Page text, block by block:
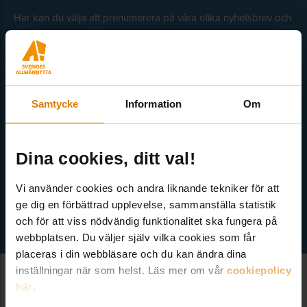
Samtycke Information Om
Dina cookies, ditt val!
Vi använder cookies och andra liknande tekniker för att
ge dig en förbättrad upplevelse, sammanställa statistik
och för att viss nödvändig funktionalitet ska fungera på
webbplatsen. Du väljer själv vilka cookies som får
placeras i din webbläsare och du kan ändra dina
inställningar när som helst. Läs mer om vår cookiepolicy
här.
som moderator på Sveriges Allmännyttas
konferenser. Han har bred erfarenhet från att
designa allt från mindre möten till stora
konferenser. Fredrik brinner för att skapa
möten som verkligen engagerar deltagarna
förutsättningar, om ett bostadsföretags
utifrån era verkliga behov på ett tids- och
kostnadseffektivt sätt. Fredrik var också med
i arbetet med att utforma klimatinitiativet.
Som beställare ansvarar ni för lokal etc. Vill ni
genomföra mötet i Stockholm hjälper vi gärna
Här kan du välja att prenumerera på våra olika nyhetsbrev och
utskick. Nyheter från Sveriges Allmännytta, Allmännyttan
Akademi, Allmännyttans Klimatinitiativ och för dig som är
medlem finns även nyhetsbrev inom olika ämnen.
Välj ämne